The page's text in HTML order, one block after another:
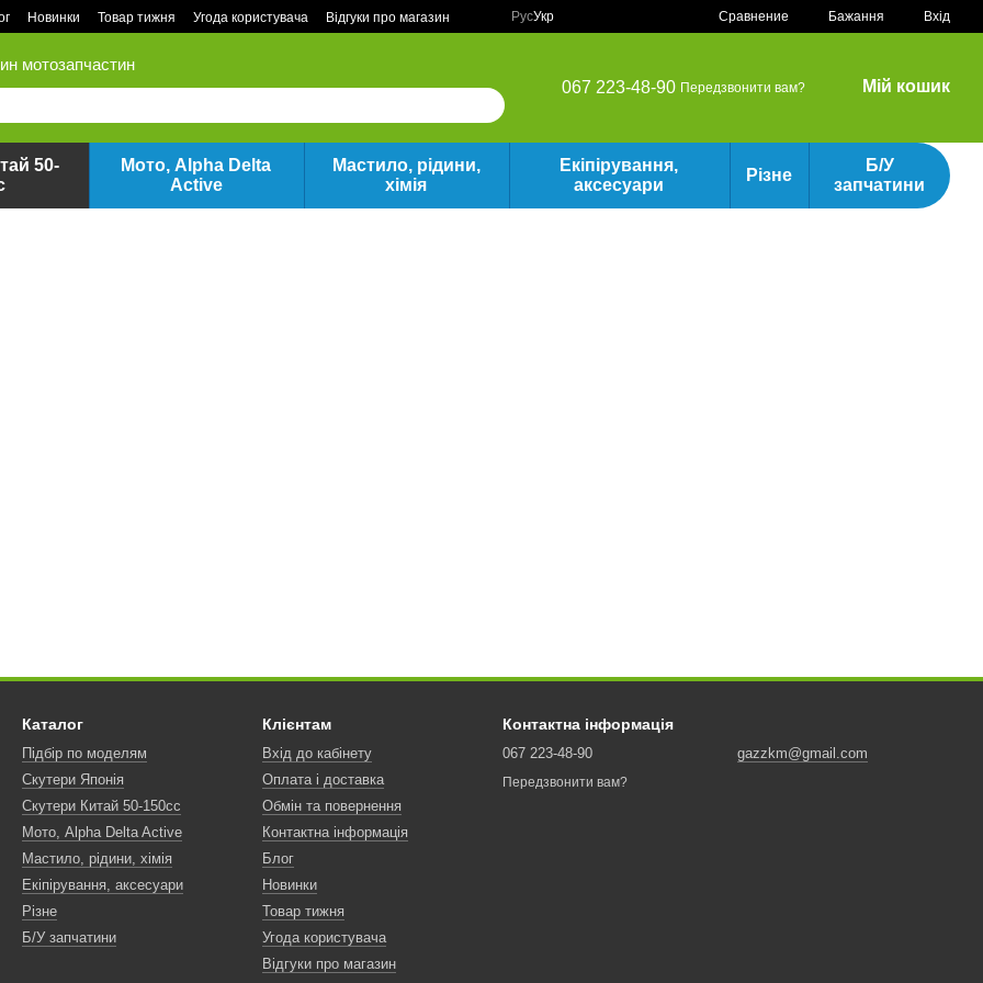
Новинки Товар тижня Угода користувача Відгуки про магазин РусУкр Сравнение Бажання Вхід
мотозапчастин
067 223-48-90 Передзвонити вам? Мій кошик
50-
Мото, Alpha Delta
Active
Мастило, рідини,
хімія
Екіпірування,
аксесуари
Різне
Б/У
запчатини
Каталог
Підбір по моделям
Скутери Японія
Скутери Китай 50-150сс
Мото, Alpha Delta Active
Мастило, рідини, хімія
Екіпірування, аксесуари
Різне
Б/У запчатини
Клієнтам
Вхід до кабінету
Оплата і доставка
Обмін та повернення
Контактна інформація
Блог
Новинки
Товар тижня
Угода користувача
Відгуки про магазин
Контактна інформація
067 223-48-90
Передзвонити вам?
gazzkm@gmail.com